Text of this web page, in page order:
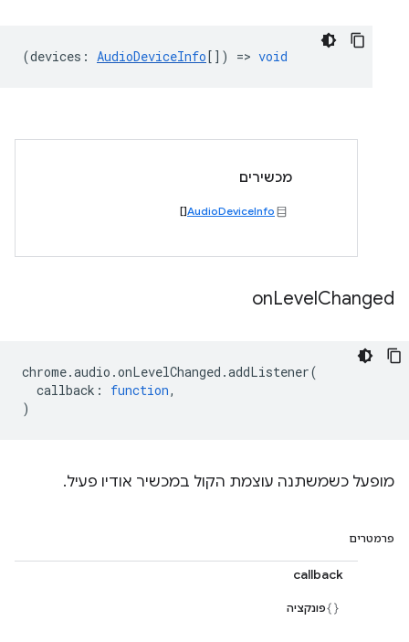
(devices : AudioDeviceInfo[]) => void
מכשירים
AudioDeviceInfo
[]
onLevelChanged
chrome.audio .onLevelChanged .addListener(
callback : function,
)
מופעל כשמשתנה עוצמת הקול במכשיר אודיו פעיל.
פרמטרים
callback
פונקציה